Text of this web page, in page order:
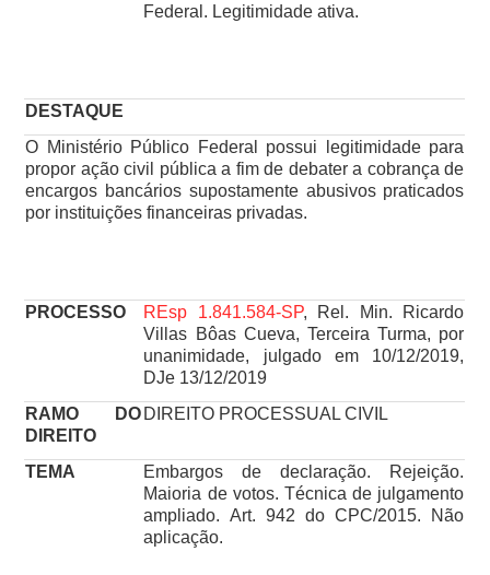
Federal. Legitimidade ativa.
DESTAQUE
O Ministério Público Federal possui legitimidade para
propor ação civil pública a fim de debater a cobrança de
encargos bancários supostamente abusivos praticados
por instituições financeiras privadas.
PROCESSO REsp 1.841.584-SP, Rel. Min. Ricardo
Villas Bôas Cueva, Terceira Turma, por
unanimidade, julgado em 10/12/2019,
DJe 13/12/2019
RAMO DO
DIREITO
DIREITO PROCESSUAL CIVIL
TEMA
Embargos de declaração. Rejeição.
Maioria de votos. Técnica de julgamento
ampliado. Art. 942 do CPC/2015. Não
aplicação.